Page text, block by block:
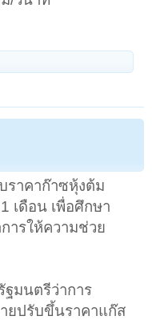
ราคาก๊าซหุ้งต้ม
เดือน เพื่อศึกษา
ารให้ความช่วย
ฐมนตรีว่าการ
ยปรับขึ้นราคาแก๊ส